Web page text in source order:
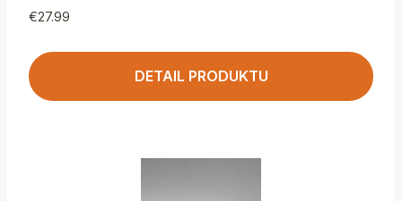
€27.99
DETAIL PRODUKTU